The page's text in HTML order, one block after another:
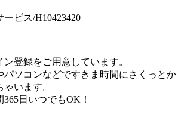
ビス/H10423420
登録をご用意しています。
パソコンなどですきま時間にさくっとか
います。
日いつでもOK！